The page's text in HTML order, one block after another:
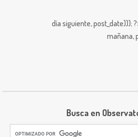
día siguiente,post_date)));
mañana,
Busca en